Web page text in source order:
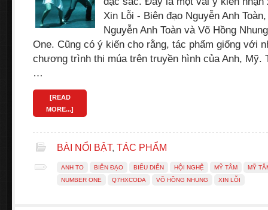
Xin Lỗi - Biên đạo Nguyễn Anh
Nguyễn Anh Toàn và Võ Hồng
One. Cũng có ý kiến cho rằng, tác phẩm giống với
chương trình thi múa trên truyền hình của Anh, Mỹ.
…
[READ
MORE...]
BÀI NỔI BẬT, TÁC PHẨM
ANH TO BIÊN ĐẠO BIỂU DIỄN HỘI NGHỆ MỸ TÂM
MỸ
NUMBER ONE
Q7HXCODA VÕ HỒNG NHUNG XIN LỖI